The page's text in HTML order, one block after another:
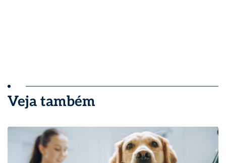
Veja também